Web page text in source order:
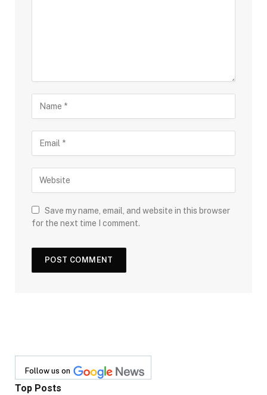
Save my name, email, and website in this browser
for the next time I comment.
Follow us on
Top Posts